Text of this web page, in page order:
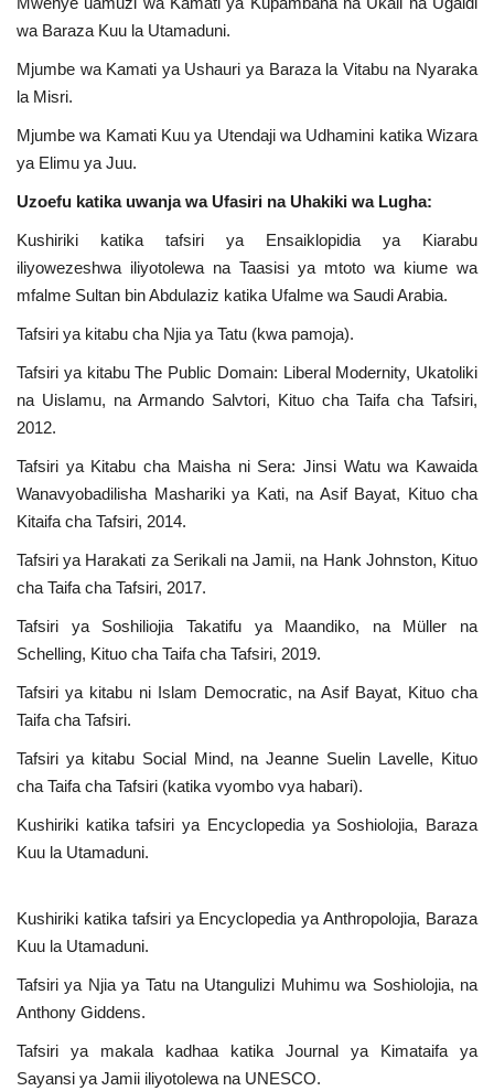
wa Baraza Kuu la Utamaduni.
Mjumbe wa Kamati ya Ushauri ya Baraza la Vitabu na Nyaraka
la Misri.
Mjumbe wa Kamati Kuu ya Utendaji wa Udhamini katika Wizara
ya Elimu ya Juu.
Uzoefu katika uwanja wa Ufasiri na Uhakiki wa Lugha:
Kushiriki katika tafsiri ya Ensaiklopidia ya Kiarabu
iliyowezeshwa iliyotolewa na Taasisi ya mtoto wa kiume wa
mfalme Sultan bin Abdulaziz katika Ufalme wa Saudi Arabia.
Tafsiri ya kitabu cha Njia ya Tatu (kwa pamoja).
Tafsiri ya kitabu The Public Domain: Liberal Modernity, Ukatoliki
na Uislamu, na Armando Salvtori, Kituo cha Taifa cha Tafsiri,
2012.
Tafsiri ya Kitabu cha Maisha ni Sera: Jinsi Watu wa Kawaida
Wanavyobadilisha Mashariki ya Kati, na Asif Bayat, Kituo cha
Kitaifa cha Tafsiri, 2014.
Tafsiri ya Harakati za Serikali na Jamii, na Hank Johnston, Kituo
cha Taifa cha Tafsiri, 2017.
Tafsiri ya Soshiliojia Takatifu ya Maandiko, na Müller na
Schelling, Kituo cha Taifa cha Tafsiri, 2019.
Tafsiri ya kitabu ni Islam Democratic, na Asif Bayat, Kituo cha
Taifa cha Tafsiri.
Tafsiri ya kitabu Social Mind, na Jeanne Suelin Lavelle, Kituo
cha Taifa cha Tafsiri (katika vyombo vya habari).
Kushiriki katika tafsiri ya Encyclopedia ya Soshiolojia, Baraza
Kuu la Utamaduni.
Kushiriki katika tafsiri ya Encyclopedia ya Anthropolojia, Baraza
Kuu la Utamaduni.
Tafsiri ya Njia ya Tatu na Utangulizi Muhimu wa Soshiolojia, na
Anthony Giddens.
Tafsiri ya makala kadhaa katika Journal ya Kimataifa ya
Sayansi ya Jamii iliyotolewa na UNESCO.